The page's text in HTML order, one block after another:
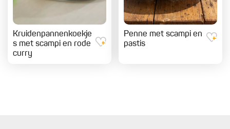
Kruidenpannenkoekje
s met scampi en rode
curry
Penne met scampi en
pastis